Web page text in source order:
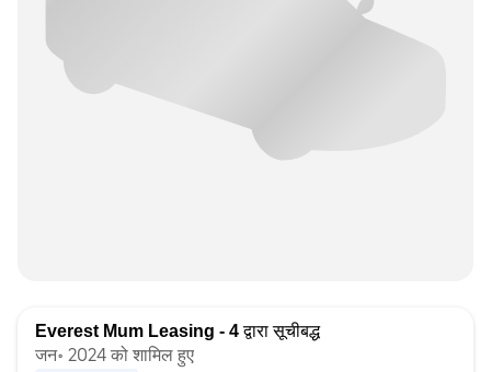
Everest Mum Leasing - 4द्वारा सूचीबद्ध
जन॰ 2024 को शामिल हुए